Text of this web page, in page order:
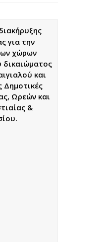
για την
χώρων
δικαιώματος
και
Δημοτικές
Ωρεών και
&